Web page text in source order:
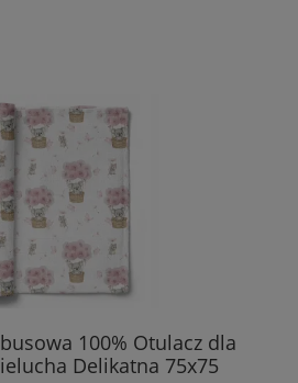
100% Otulacz dla
Delikatna 75x75